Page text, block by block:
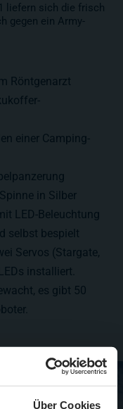
Über Cookies
liefern sich die frisch
gegen ein Army-
Röntgenarzt
einer Camping-
in Silber
LED-Beleuchtung
selbst bespielt
Servos (Stargate,
installiert.
es gibt 50